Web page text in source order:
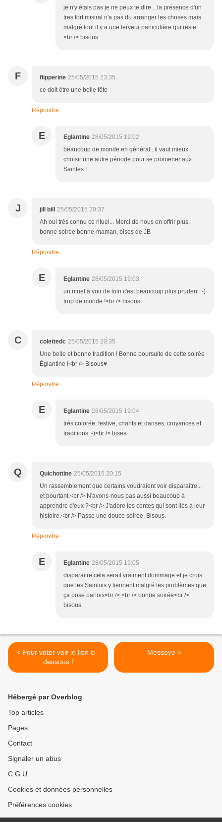
je n'y étais pas je ne peux te dire ...la présence d'un
tres fort mistral n'a pas du arranger les choses mais
malgré tout il y a une ferveur particulière qui reste ...
<br /> bisous
F flipperine 25/05/2015 23:35
ce doit être une belle fête
Répondre
E Eglantine 28/05/2015 19:02
beaucoup de monde en général...il vaut mieux
choisir une autre période pour se promener aux
Saintes !
J jill bill
25/05/2015 20:37
Ah oui très connu ce rituel... Merci de nous en offrir plus,
bonne soirée bonne-maman, bises de JB
Répondre
E Eglantine 28/05/2015 19:03
un rituel à voir de loin c'est beaucoup plus prudent :-)
trop de monde !<br /> bisous
C colettedc 25/05/2015 20:35
Une belle et bonne tradition ! Bonne poursuite de cette soirée
Églantine !<br /> Bisous♥
Répondre
E Eglantine 28/05/2015 19:04
très colorée, festive, chants et danses, croyances et
traditions :-)<br /> bises
Q Quichottine 25/05/2015 20:15
Un rassemblement que certains voudraient voir disparaître...
et pourtant.<br /> N'avons-nous pas aussi beaucoup à
apprendre d'eux ?<br /> J'adore les contes qui sont liés à leur
histoire.<br /> Passe une douce soirée. Bisous.
Répondre
E Eglantine 28/05/2015 19:05
disparaitre cela serait vraiment dommage et je crois
que les Saintois y tiennent malgré les problèmes que
ça pose parfois<br /> <br /> bonne soirée<br />
bisous
< Pour voter voir le lien ci -
dessous !
Messoye >
Hébergé par Overblog
Top articles
Pages
Contact
Signaler un abus
C.G.U.
Cookies et données personnelles
Préférences cookies